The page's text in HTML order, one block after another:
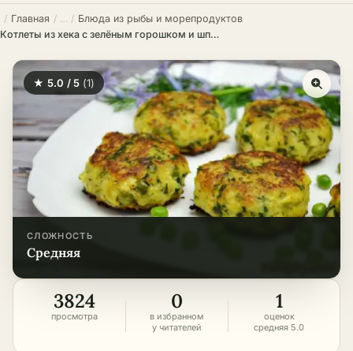
Главная
Блюда из рыбы и морепродуктов
Котлеты из хека с зелёным горошком и шпинатом – пошаговый рецепт в домашних условиях
★ 5.0 / 5 (1)
СЛОЖНОСТЬ
средняя
3824
просмотра
0
в избранном
у читателей
1
оценок
средняя 5.0